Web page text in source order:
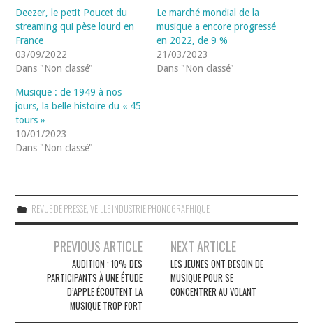
Deezer, le petit Poucet du
streaming qui pèse lourd en
France
03/09/2022
Dans "Non classé"
Le marché mondial de la
musique a encore progressé
en 2022, de 9 %
21/03/2023
Dans "Non classé"
Musique : de 1949 à nos
jours, la belle histoire du « 45
tours »
10/01/2023
Dans "Non classé"
REVUE DE PRESSE,VEILLE INDUSTRIE PHONOGRAPHIQUE
Navigation
articles
PREVIOUS ARTICLE
AUDITION : 10% DES
PARTICIPANTS À UNE ÉTUDE
D’APPLE ÉCOUTENT LA
MUSIQUE TROP FORT
NEXT ARTICLE
LES JEUNES ONT BESOIN DE
MUSIQUE POUR SE
CONCENTRER AU VOLANT